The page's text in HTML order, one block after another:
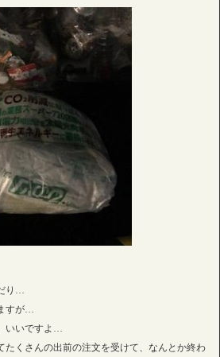
り…
すが…
いいですよ…
たくさんの出前の注文を受けて、なんとか終わ